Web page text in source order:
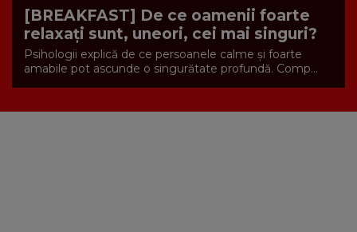
[BREAKFAST] De ce oamenii foarte
relaxați sunt, uneori, cei mai singuri?
Psihologii explică de ce persoanele calme și foarte
amabile pot ascunde o singurătate profundă. Comp...